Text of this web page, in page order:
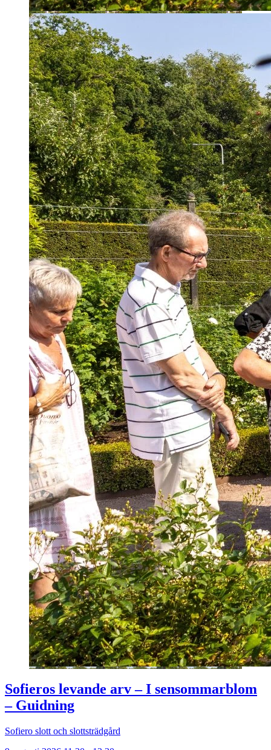
Sofieros levande arv – I sensommarblom
– Guidning
Sofiero slott och slottsträdgård